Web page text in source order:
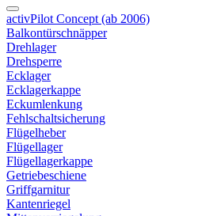
activPilot Concept (ab 2006)
Balkontürschnäpper
Drehlager
Drehsperre
Ecklager
Ecklagerkappe
Eckumlenkung
Fehlschaltsicherung
Flügelheber
Flügellager
Flügellagerkappe
Getriebeschiene
Griffgarnitur
Kantenriegel